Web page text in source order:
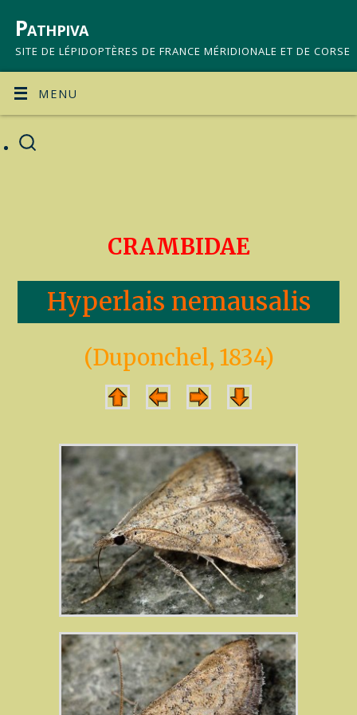
Pathpiva
SITE DE LÉPIDOPTÈRES DE FRANCE MÉRIDIONALE ET DE CORSE
MENU
CRAMBIDAE
Hyperlais nemausalis
(Duponchel, 1834)